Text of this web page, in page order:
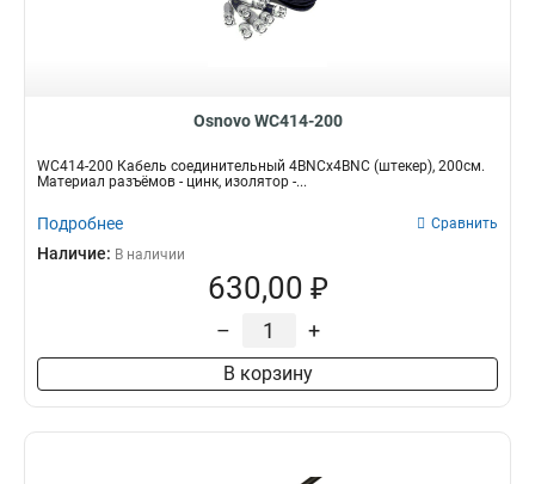
Osnovo WC414-200
WC414-200 Кабель соединительный 4BNCx4BNC (штекер), 200см.
Материал разъёмов - цинк, изолятор -...
Подробнее Сравнить
Наличие: В наличии
630,00 ₽
– +
В корзину